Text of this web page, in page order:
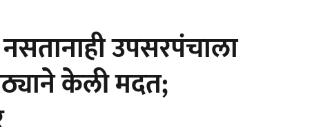
उपसरपंचाला
केली मदत;